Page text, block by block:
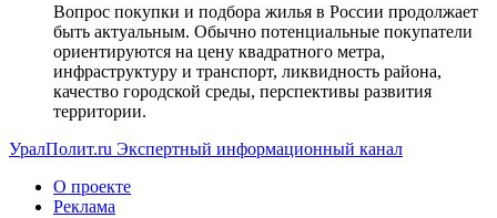
Вопрос покупки и подбора жилья в России продолжает
быть актуальным. Обычно потенциальные покупатели
ориентируются на цену квадратного метра,
инфраструктуру и транспорт, ликвидность района,
качество городской среды, перспективы развития
территории.
УралПолит.ru Экспертный информационный канал
О проекте
Реклама